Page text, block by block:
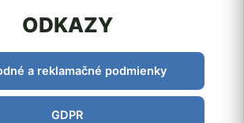
ODKAZY
a reklamačné podmienky
GDPR